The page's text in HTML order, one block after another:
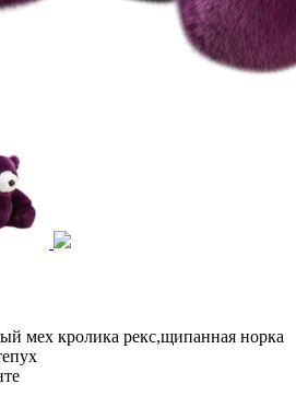
мех кролика рекс,щипанная норка